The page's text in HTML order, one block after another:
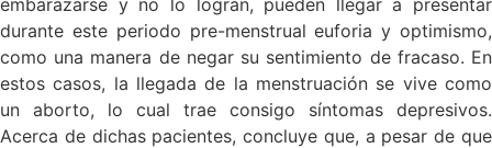
durante este periodo pre-menstrual euforia y optimismo,
como una manera de negar su sentimiento de fracaso. En
estos casos, la llegada de la menstruación se vive como
un aborto, lo cual trae consigo síntomas depresivos.
Acerca de dichas pacientes, concluye que, a pesar de que